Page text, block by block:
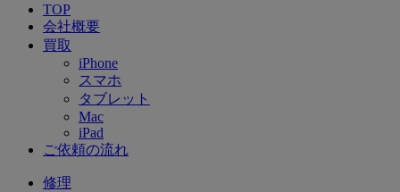
TOP
会社概要
買取
iPhone
スマホ
タブレット
Mac
iPad
ご依頼の流れ
修理